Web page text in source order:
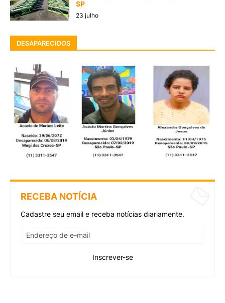
SP
23 julho
DESAPARECIDOS
RECEBA NOTÍCIA
Cadastre seu email e receba notícias diariamente.